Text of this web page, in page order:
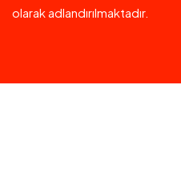
olarak adlandırılmaktadır.